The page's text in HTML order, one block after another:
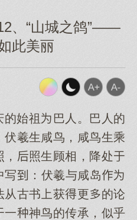
、“山城之鸽”——
此美丽
的始祖巴人。巴人的
羲生咸鸟，咸鸟生乘
，照生顾相，降处
写：伏羲与咸岛
从古书获更的论
神鸟的传承，似乎